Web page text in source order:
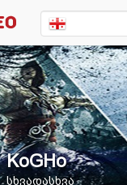
KoGHo
სხვადასხვა